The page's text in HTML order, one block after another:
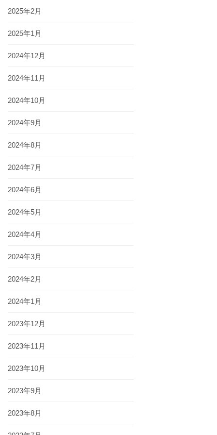
2025年2月
2025年1月
2024年12月
2024年11月
2024年10月
2024年9月
2024年8月
2024年7月
2024年6月
2024年5月
2024年4月
2024年3月
2024年2月
2024年1月
2023年12月
2023年11月
2023年10月
2023年9月
2023年8月